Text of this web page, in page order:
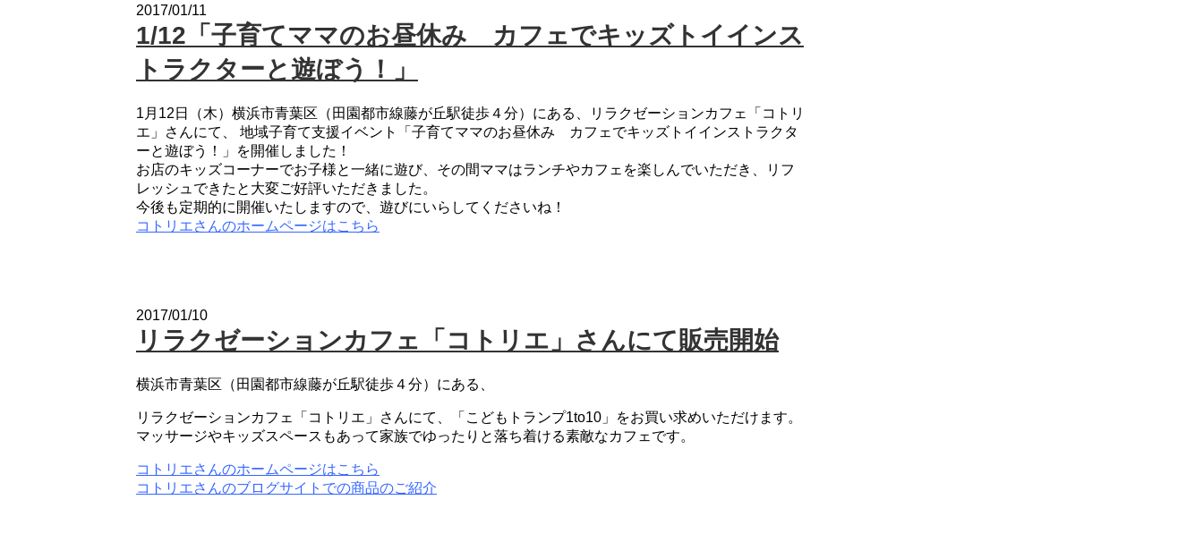
2017/01/11
1/12「子育てママのお昼休み カフェでキッズトイインス
トラクターと遊ぼう！」
1月12日（木）横浜市青葉区（田園都市線藤が丘駅徒歩４分）にある、リラクゼーションカフェ「コトリ
エ」さんにて、 地域子育て支援イベント「子育てママのお昼休み カフェでキッズトイインストラクタ
ーと遊ぼう！」を開催しました！
お店のキッズコーナーでお子様と一緒に遊び、その間ママはランチやカフェを楽しんでいただき、リフ
レッシュできたと大変ご好評いただきました。
今後も定期的に開催いたしますので、遊びにいらしてくださいね！
コトリエさんのホームページはこちら
2017/01/10
リラクゼーションカフェ「コトリエ」さんにて販売開始
横浜市青葉区（田園都市線藤が丘駅徒歩４分）にある、
リラクゼーションカフェ「コトリエ」さんにて、「こどもトランプ1to10」をお買い求めいただけます。
マッサージやキッズスペースもあって家族でゆったりと落ち着ける素敵なカフェです。
コトリエさんのホームページはこちら
コトリエさんのブログサイトでの商品のご紹介